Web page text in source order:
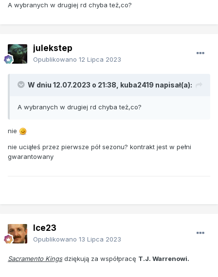
A wybranych w drugiej rd chyba też,co?
julekstep
Opublikowano 12 Lipca 2023
W dniu 12.07.2023 o 21:38, kuba2419 napisał(a):
A wybranych w drugiej rd chyba też,co?
nie
nie uciąłeś przez pierwsze pół sezonu? kontrakt jest w pełni
gwarantowany
Ice23
Opublikowano 13 Lipca 2023
Sacramento Kingsdziękują za współpracę T.J. Warrenowi.